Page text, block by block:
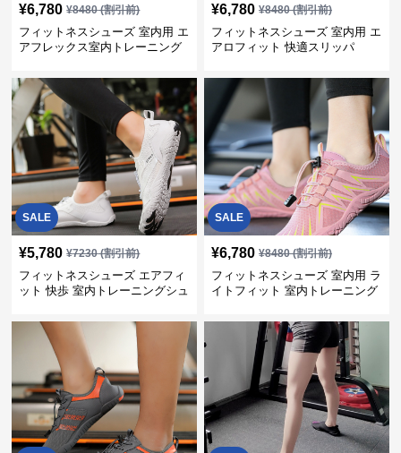
¥6,780 ¥8480(割引前)
フィットネスシューズ 室内用 エ
アフレックス室内トレーニング
¥6,780 ¥8480(割引前)
フィットネスシューズ 室内用 エ
アロフィット 快適スリッパ
SALE
¥5,780 ¥7230(割引前)
フィットネスシューズ エアフィ
ット 快歩 室内トレーニングシュ
SALE
¥6,780 ¥8480(割引前)
フィットネスシューズ 室内用 ラ
イトフィット 室内トレーニング